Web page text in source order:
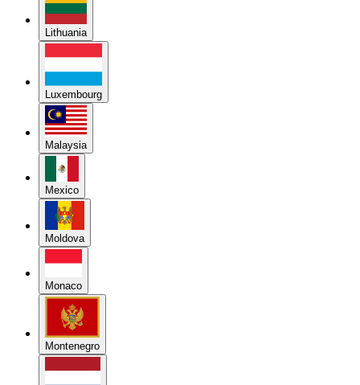
Lithuania
Luxembourg
Malaysia
Mexico
Moldova
Monaco
Montenegro